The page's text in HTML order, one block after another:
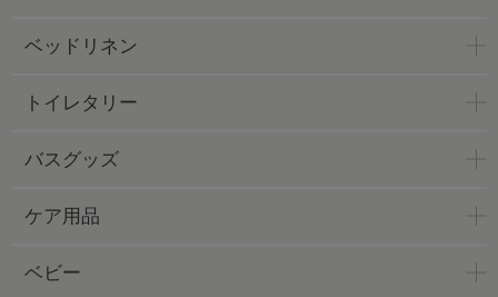
ベッドリネン
トイレタリー
バスグッズ
ケア用品
ベビー